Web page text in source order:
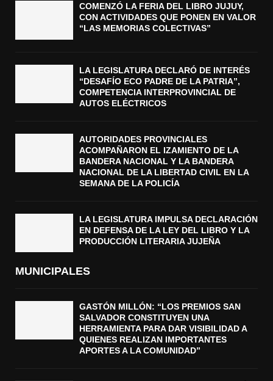
COMENZÓ LA FERIA DEL LIBRO JUJUY,
CON ACTIVIDADES QUE PONEN EN VALOR
“LAS MEMORIAS COLECTIVAS”
LA LEGISLATURA DECLARÓ DE INTERÉS
“DESAFÍO ECO PADRE DE LA PATRIA”,
COMPETENCIA INTERPROVINCIAL DE
AUTOS ELÉCTRICOS
AUTORIDADES PROVINCIALES
ACOMPAÑARON EL IZAMIENTO DE LA
BANDERA NACIONAL Y LA BANDERA
NACIONAL DE LA LIBERTAD CIVIL EN LA
SEMANA DE LA POLICÍA
LA LEGISLATURA IMPULSA DECLARACIÓN
EN DEFENSA DE LA LEY DEL LIBRO Y LA
PRODUCCIÓN LITERARIA JUJEÑA
MUNICIPALES
GASTÓN MILLÓN: “LOS PREMIOS SAN
SALVADOR CONSTITUYEN UNA
HERRAMIENTA PARA DAR VISIBILIDAD A
QUIENES REALIZAN IMPORTANTES
APORTES A LA COMUNIDAD”